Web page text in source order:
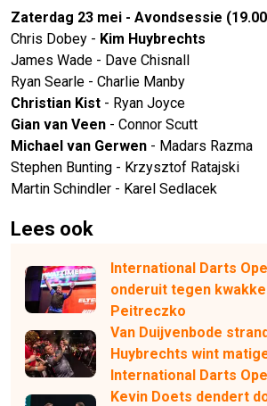
Zaterdag 23 mei - Avondsessie
Chris Dobey - Kim Huybrechts
James Wade - Dave Chisnall
Ryan Searle - Charlie Manby
Christian Kist - Ryan Joyce
Gian van Veen - Connor Scutt
Michael van Gerwen - Madars Razma
Stephen Bunting - Krzysztof Ratajski
Martin Schindler - Karel Sedlacek
Lees ook
International Darts
onderuit tegen
Peitreczko
Van Duijvenbode
Huybrechts wint
International Darts
Kevin Doets dendert